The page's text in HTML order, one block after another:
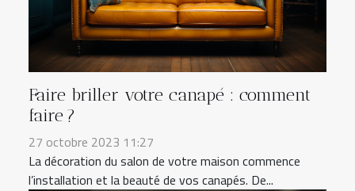
Faire briller votre canapé : comment
faire ?
27 octobre 2023 11:27
La décoration du salon de votre maison commence
l’installation et la beauté de vos canapés. De...